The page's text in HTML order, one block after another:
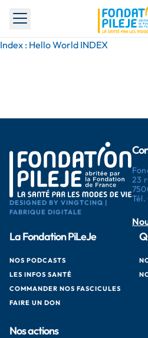
Toggle menu
Index : Hello World INDEX
DESIGNED BY VINGTCINQ |
FABRIQUE DIGITALE
23
Tél.
La Fondation PiLeJe
NOS PODCASTS
LES INFOS SANTÉ
COMMANDER NOS FASCICULES
FAIRE UN DON
Nos actions